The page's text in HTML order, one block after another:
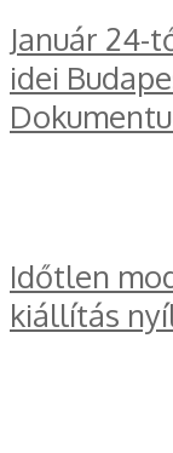
Január 24-
idei
Időtlen
kiállítás